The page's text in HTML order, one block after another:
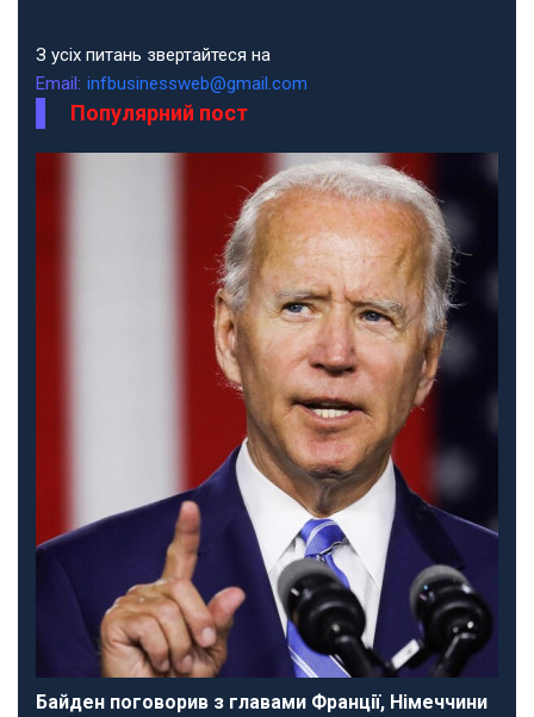
З усіх питань звертайтеся на
Email: infbusinessweb@gmail.com
Популярний пост
Байден поговорив з главами Франції, Німеччини